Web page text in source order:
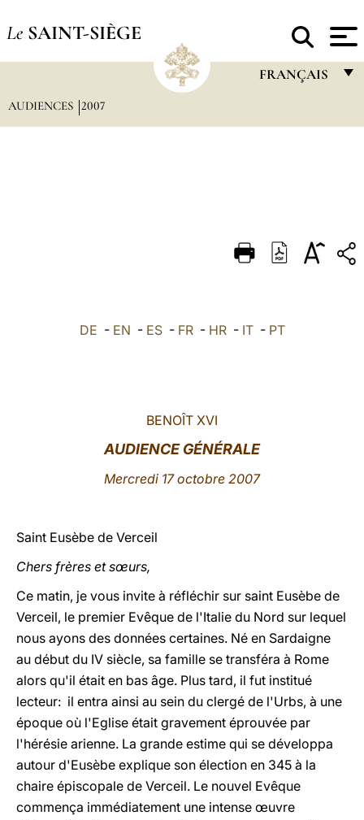
Le SAINT-SIÈGE
FRANÇAIS
DEUTSCH
العربيّة
AUDIENCES 2007
DE - EN - ES- FR- HR- IT- PT
BENOÎT XVI
AUDIENCE GÉNÉRALE
Mercredi 17 octobre 2007
Saint Eusèbe de Verceil
Chers frères et sœurs,
Ce matin, je vous invite à réfléchir sur saint Eusèbe de
Verceil, le premier Evêque de l'Italie du Nord sur lequel
nous ayons des données certaines. Né en Sardaigne
au début du IV siècle, sa famille se transféra à Rome
alors qu'il était en bas âge. Plus tard, il fut institué
lecteur: il entra ainsi au sein du clergé de l'Urbs, à une
époque où l'Eglise était gravement éprouvée par
l'hérésie arienne. La grande estime qui se développa
autour d'Eusèbe explique son élection en 345 à la
chaire épiscopale de Verceil. Le nouvel Evêque
commença immédiatement une intense œuvre